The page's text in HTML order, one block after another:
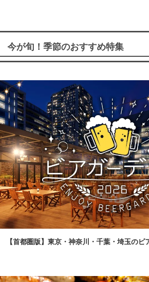
今が旬！季節のおすすめ特集
【首都圏版】東京・神奈川・千葉・埼玉の